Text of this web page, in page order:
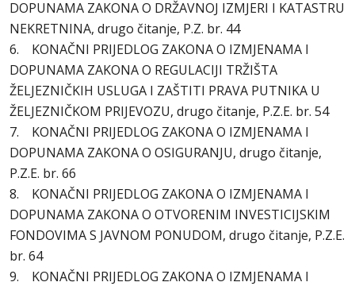
DOPUNAMA ZAKONA O DRŽAVNOJ IZMJERI I KATASTRU
NEKRETNINA, drugo čitanje, P.Z. br. 44
6. KONAČNI PRIJEDLOG ZAKONA O IZMJENAMA I
DOPUNAMA ZAKONA O REGULACIJI TRŽIŠTA
ŽELJEZNIČKIH USLUGA I ZAŠTITI PRAVA PUTNIKA U
ŽELJEZNIČKOM PRIJEVOZU, drugo čitanje, P.Z.E. br. 54
7. KONAČNI PRIJEDLOG ZAKONA O IZMJENAMA I
DOPUNAMA ZAKONA O OSIGURANJU, drugo čitanje,
P.Z.E. br. 66
8. KONAČNI PRIJEDLOG ZAKONA O IZMJENAMA I
DOPUNAMA ZAKONA O OTVORENIM INVESTICIJSKIM
FONDOVIMA S JAVNOM PONUDOM, drugo čitanje, P.Z.E.
br. 64
9. KONAČNI PRIJEDLOG ZAKONA O IZMJENAMA I